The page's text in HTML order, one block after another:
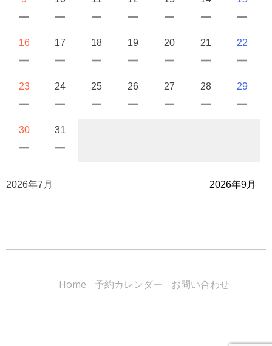
16 17 18 19 20 21 22
23 24 25 26 27 28 29
30 31
2026年7月 2026年9月
Home 予約カレンダー お問い合わせ